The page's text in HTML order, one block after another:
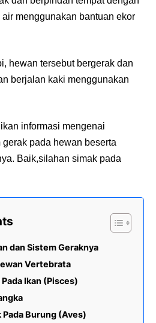
menggunakan bantuan ekor
hewan tersebut bergerak dan
berjalan kaki menggunakan
informasi mengenai
pada hewan beserta
Baik,silahan simak pada
dan Sistem Geraknya
Vertebrata
Ikan (Pisces)
Pada Burung (Aves)